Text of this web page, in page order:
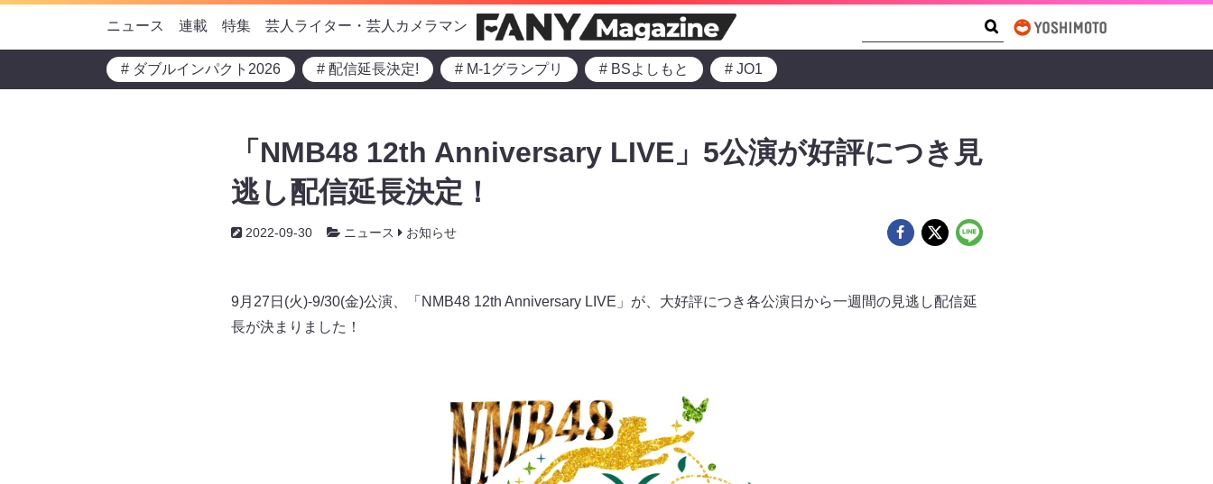
ニュース 連載 特集 芸人ライター・芸人カメラマン
# ダブルインパクト2026 # 配信延長決定! # M-1グランプリ # BSよしもと # JO1
「NMB48 12th Anniversary LIVE」5公演が好評につき見
逃し配信延長決定！
2022-09-30 ニュース お知らせ
9月27日(火)-9/30(金)公演、「NMB48 12th Anniversary LIVE」が、大好評につき各公演日から一週間の見逃し配信延
長が決まりました！